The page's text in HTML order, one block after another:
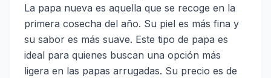
La papa nueva es aquella que se recoge en la
primera cosecha del año. Su piel es más fina y
su sabor es más suave. Este tipo de papa es
ideal para quienes buscan una opción más
ligera en las papas arrugadas. Su precio es de